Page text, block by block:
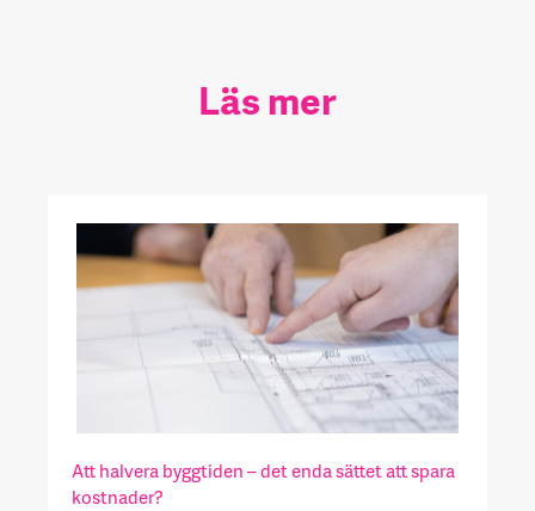
Läs mer
Att halvera byggtiden – det enda sättet att spara
kostnader?